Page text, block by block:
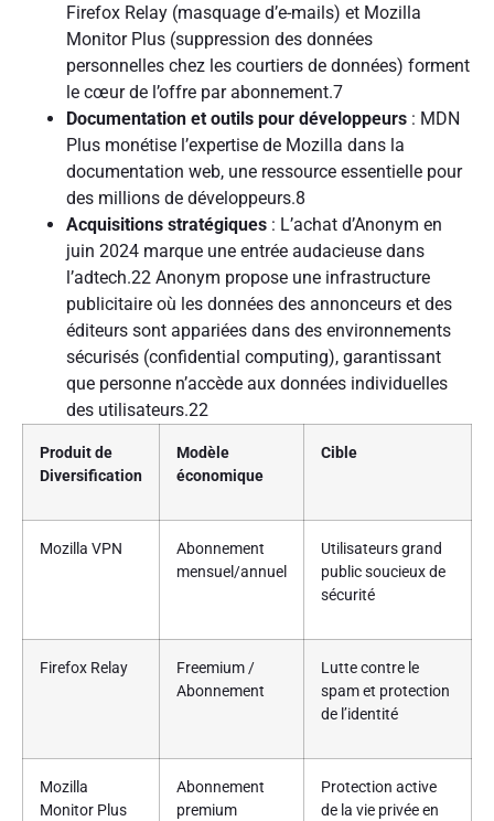
Firefox Relay (masquage d’e-mails) et Mozilla
Monitor Plus (suppression des données
personnelles chez les courtiers de données) forment
le cœur de l’offre par abonnement.7
Documentation et outils pour développeurs : MDN
Plus monétise l’expertise de Mozilla dans la
documentation web, une ressource essentielle pour
des millions de développeurs.8
Acquisitions stratégiques : L’achat d’Anonym en
juin 2024 marque une entrée audacieuse dans
l’adtech.22 Anonym propose une infrastructure
publicitaire où les données des annonceurs et des
éditeurs sont appariées dans des environnements
sécurisés (confidential computing), garantissant
que personne n’accède aux données individuelles
des utilisateurs.22
Produit de
Diversification
Modèle
économique
Cible
Mozilla VPN
Abonnement
mensuel/annuel
Utilisateurs grand
public soucieux de
sécurité
Firefox Relay
Freemium /
Abonnement
Lutte contre le
spam et protection
de l’identité
Mozilla
Monitor Plus
Abonnement
premium
Protection active
de la vie privée en